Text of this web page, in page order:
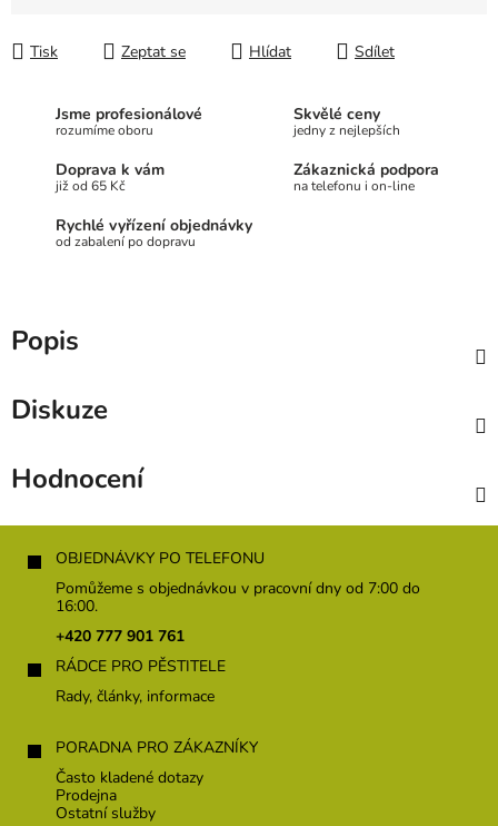
Tisk Zeptat se Hlídat Sdílet
Jsme profesionálové
rozumíme oboru
Skvělé ceny
jedny z nejlepších
Doprava k vám
již od 65 Kč
Zákaznická podpora
na telefonu i on-line
Rychlé vyřízení objednávky
od zabalení po dopravu
Popis
Diskuze
Hodnocení
OBJEDNÁVKY PO TELEFONU
Pomůžeme s objednávkou v pracovní dny od 7:00 do
16:00.
+420 777 901 761
RÁDCE PRO PĚSTITELE
Rady, články, informace
PORADNA PRO ZÁKAZNÍKY
Často kladené dotazy
Prodejna
Ostatní služby